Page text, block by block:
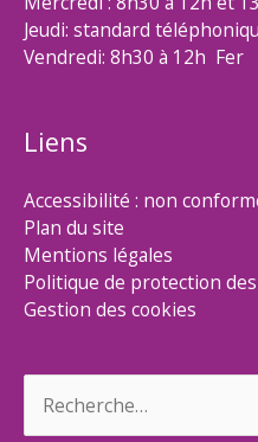
Jeudi: standard
Vendredi: 8h30 à 12h Fer
Liens
Accessibilité : non
Plan du site
Mentions légales
Politique de protection
Gestion des cookies